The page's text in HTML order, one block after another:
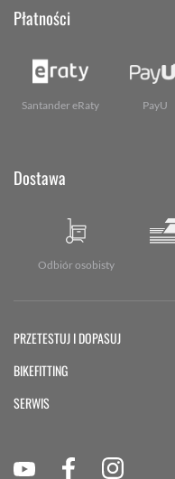
Płatności
Santander eRaty PayU
Dostawa
Odbiór osobisty
PRZETESTUJ I DOPASUJ
BIKEFITTING
SERWIS